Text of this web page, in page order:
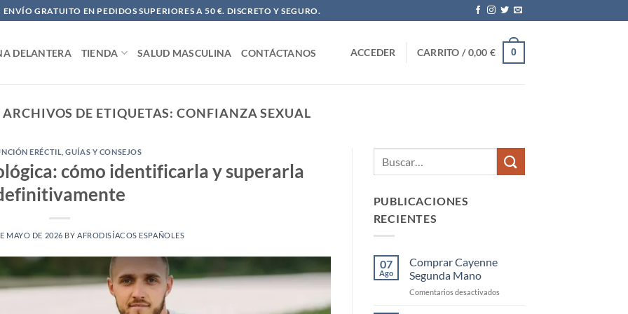
GRATUITO EN PEDIDOS SUPERIORES A 50 €. DISCRETO Y SEGURO.
DELANTERA TIENDA SALUD MASCULINA CONTÁCTANOS ACCEDER CARRITO /0,00€ 0
ARCHIVOS DE ETIQUETAS:CONFIANZA SEXUAL
ERÉCTIL ,GUÍAS Y CONSEJOS
cómo identificarla y superarla
MAYO DE 2026 BYAFRODISÍACOS ESPAÑOLES
PUBLICACIONES
RECIENTES
07
Ago
Comprar Cayenne
Segunda Mano
Comentarios desactivadosen